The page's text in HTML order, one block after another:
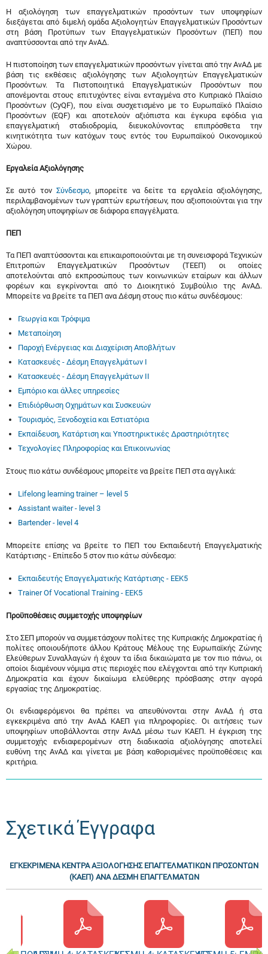
Η αξιολόγηση των επαγγελματικών προσόντων των υποψηφίων
διεξάγεται από διμελή ομάδα Αξιολογητών Επαγγελματικών Προσόντων
στη βάση Προτύπων των Επαγγελματικών Προσόντων (ΠΕΠ) που
αναπτύσσονται από την ΑνΑΔ.
Η πιστοποίηση των επαγγελματικών προσόντων γίνεται από την ΑνΑΔ με
βάση τις εκθέσεις αξιολόγησης των Αξιολογητών Επαγγελματικών
Προσόντων. Τα Πιστοποιητικά Επαγγελματικών Προσόντων που
απονέμονται στους επιτυχόντες είναι ενταγμένα στο Κυπριακό Πλαίσιο
Προσόντων (CyQF), που είναι συσχετισμένο με το Ευρωπαϊκό Πλαίσιο
Προσόντων (EQF) και αποτελούν αξιόπιστα και έγκυρα εφόδια για
επαγγελματική σταδιοδρομία, διευκολύνοντας επιπρόσθετα την
κινητικότητα των κατόχων τους εντός του Ευρωπαϊκού Οικονομικού
Χώρου.
Εργαλεία Αξιολόγησης
Σε αυτό τον Σύνδεσμο, μπορείτε να δείτε τα εργαλεία αξιολόγησης,
περιλαμβανομένων των γραπτών ερωτήσεων, που αξιοποιούνται για την
αξιολόγηση υποψηφίων σε διάφορα επαγγέλματα.
ΠΕΠ
Τα ΠΕΠ αναπτύσσονται και επικαιροποιούνται με τη συνεισφορά Τεχνικών
Επιτροπών Επαγγελματικών Προσόντων (ΤΕΕΠ) οι οποίες
αποτελούνται από εκπροσώπους των κοινωνικών εταίρων και άλλων
φορέων και εγκρίνονται από το Διοικητικό Συμβούλιο της ΑνΑΔ.
Μπορείτε να βρείτε τα ΠΕΠ ανα Δέσμη στους πιο κάτω συνδέσμους:
Γεωργία και Τρόφιμα
Μεταποίηση
Παροχή Ενέργειας και Διαχείριση Αποβλήτων
Κατασκευές - Δέσμη Επαγγελμάτων Ι
Κατασκευές - Δέσμη Επαγγελμάτων ΙΙ
Εμπόριο και άλλες υπηρεσίες
Επιδιόρθωση Οχημάτων και Συσκευών
Τουρισμός, Ξενοδοχεία και Εστιατόρια
Εκπαίδευση, Κατάρτιση και Υποστηρικτικές Δραστηριότητες
Τεχνολογίες Πληροφορίας και Επικοινωνίας
Στους πιο κάτω συνδέσμους μπορείτε να βρείτε ΠΕΠ στα αγγλικά:
Lifelong learning trainer – level 5
Assistant waiter - level 3
Bartender - level 4
Μπορείτε επίσης να βρείτε το ΠΕΠ του Εκπαιδευτή Επαγγελματικής
Κατάρτισης - Επίπεδο 5 στον πιο κάτω σύνδεσμο:
Εκπαιδευτής Επαγγελματικής Κατάρτισης - ΕΕΚ5
Trainer Of Vocational Training - EEK5
Προϋποθέσεις συμμετοχής υποψηφίων
Στο ΣΕΠ μπορούν να συμμετάσχουν πολίτες της Κυπριακής Δημοκρατίας ή
πολίτες οποιουδήποτε άλλου Κράτους Μέλους της Ευρωπαϊκής Ζώνης
Ελεύθερων Συναλλαγών ή έχουν τα ίδια δικαιώματα με τον πιο πάνω, οι
οποίοι διαμένουν νόμιμα στις περιοχές που ελέγχονται από την Κυπριακή
Δημοκρατία και έχουν δικαίωμα ελεύθερης πρόσβασης στην αγορά
εργασίας της Δημοκρατίας.
Οι ενδιαφερόμενοι θα πρέπει να απευθύνονται στην ΑνΑΔ ή στα
εγκεκριμένα από την ΑνΑΔ ΚΑΕΠ για πληροφορίες. Οι αιτήσεις των
υποψηφίων υποβάλλονται στην ΑνΑΔ μέσω των ΚΑΕΠ. Η έγκριση της
συμμετοχής ενδιαφερομένων στη διαδικασία αξιολόγησης αποτελεί
ευθύνη της ΑνΑΔ και γίνεται με βάση καθορισμένες προϋποθέσεις και
κριτήρια.
Σχετικά Έγγραφα
ΕΓΚΕΚΡΙΜΕΝΑ ΚΕΝΤΡΑ ΑΞΙΟΛΟΓΗΣΗΣ ΕΠΑΓΓΕΛΜΑΤΙΚΩΝ ΠΡΟΣΟΝΤΩΝ
(ΚΑΕΠ) ΑΝΑ ΔΕΣΜΗ ΕΠΑΓΓΕΛΜΑΤΩΝ